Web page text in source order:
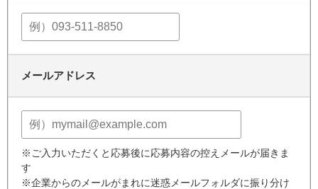
メールアドレス
※ご入力いただくと応募後に応募内容の控えメールが届きま
す
※企業からのメールがまれに迷惑メールフォルダに振り分け